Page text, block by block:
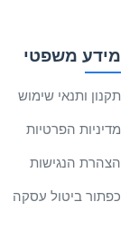
מידע משפטי
תקנון ותנאי שימוש
מדיניות הפרטיות
הצהרת הנגישות
כפתור ביטול עסקה